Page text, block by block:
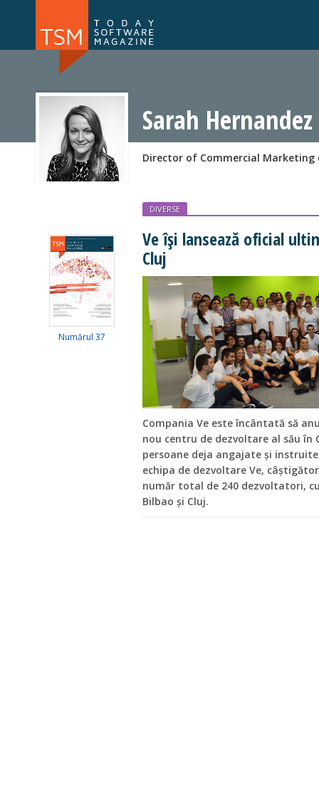
NOU
Sarah Hernandez
Director of Commercial Marketing
Numărul 37
DIVERSE
Ve își lansează oficial
Cluj
Compania Ve este încântată să
nou centru de dezvoltare al său în
persoane deja angajate și
echipa de dezvoltare Ve,
număr total de 240 dezvoltatori,
Bilbao și Cluj.